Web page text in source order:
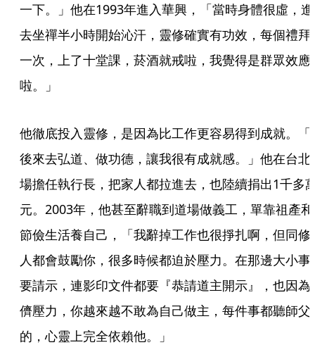
一下。」他在1993年進入華興，「當時身體很虛，進
去坐禪半小時開始沁汗，靈修確實有功效，每個禮拜
一次，上了十堂課，菸酒就戒啦，我覺得是群眾效應
啦。」
他徹底投入靈修，是因為比工作更容易得到成就。「
後來去弘道、做功德，讓我很有成就感。」他在台北
場擔任執行長，把家人都拉進去，也陸續捐出1千多
元。2003年，他甚至辭職到道場做義工，單靠祖產和
節儉生活養自己，「我辭掉工作也很掙扎啊，但同修
人都會鼓勵你，很多時候都迫於壓力。在那邊大小事
要請示，連影印文件都要『恭請道主開示』，也因為
儕壓力，你越來越不敢為自己做主，每件事都聽師父
的，心靈上完全依賴他。」